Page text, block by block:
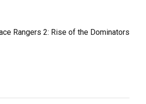
Rangers 2: Rise of the Dominators